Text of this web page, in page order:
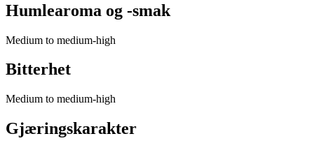
Humlearoma og -smak
Medium to medium-high
Bitterhet
Medium to medium-high
Gjæringskarakter